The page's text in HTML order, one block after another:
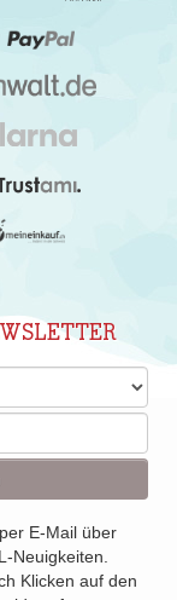
E-Mail über
Neuigkeiten.
Klicken auf den